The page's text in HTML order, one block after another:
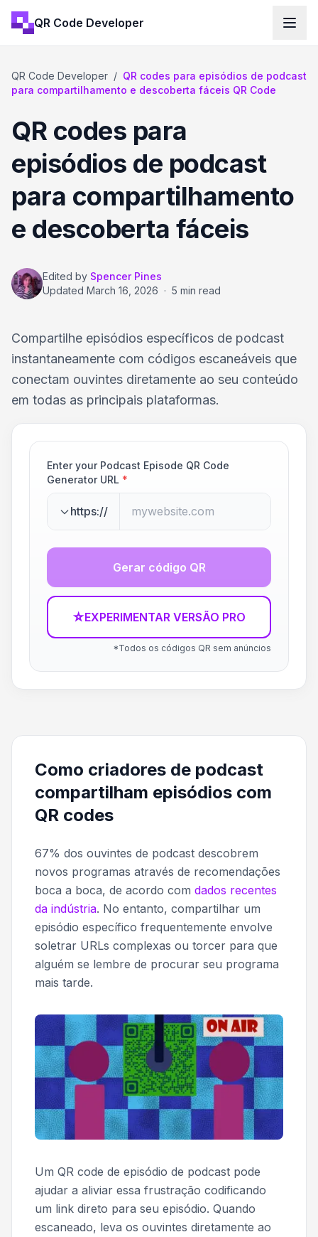
QR Code Developer
QR Code Developer / QR codes para episódios de podcast
para compartilhamento e descoberta fáceis QR Code
QR codes para
episódios de podcast
para compartilhamento
e descoberta fáceis
Edited by Spencer Pines
Updated March 16, 2026 · 5 min read
Compartilhe episódios específicos de podcast
instantaneamente com códigos escaneáveis que
conectam ouvintes diretamente ao seu conteúdo
em todas as principais plataformas.
Enter your Podcast Episode QR Code
Generator URL *
https://
Gerar código QR
☆EXPERIMENTAR VERSÃO PRO
*Todos os códigos QR sem anúncios
Como criadores de podcast
compartilham episódios com
QR codes
67% dos ouvintes de podcast descobrem
novos programas através de recomendações
boca a boca, de acordo com dados recentes
da indústria. No entanto, compartilhar um
episódio específico frequentemente envolve
soletrar URLs complexas ou torcer para que
alguém se lembre de procurar seu programa
mais tarde.
Um QR code de episódio de podcast pode
ajudar a aliviar essa frustração codificando
um link direto para seu episódio. Quando
escaneado, leva os ouvintes diretamente ao